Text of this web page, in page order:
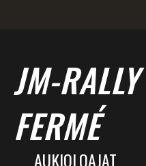
JM-
FERMÉ
AUKIOLOAJAT